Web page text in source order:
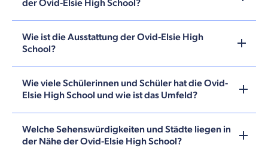
der Ovid-Elsie High School?
Wie ist die Ausstattung der Ovid-Elsie High
School?
Wie viele Schülerinnen und Schüler hat die Ovid-
Elsie High School und wie ist das Umfeld?
Welche Sehenswürdigkeiten und Städte liegen in
der Nähe der Ovid-Elsie High School?